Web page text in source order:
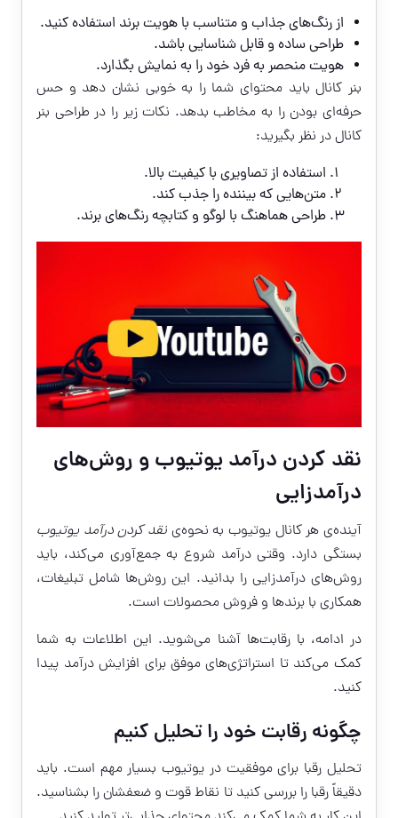
از رنگ‌های جذاب و متناسب با هویت برند استفاده کنید.
طراحی ساده و قابل شناسایی باشد.
هویت منحصر به فرد خود را به نمایش بگذارد.
بنر کانال باید محتوای شما را به خوبی نشان دهد و حس
حرفه‌ای بودن را به مخاطب بدهد. نکات زیر را در طراحی بنر
کانال در نظر بگیرید:
استفاده از تصاویری با کیفیت بالا.
متن‌هایی که بیننده را جذب کند.
طراحی هماهنگ با لوگو و کتابچه رنگ‌های برند.
نقد کردن درآمد یوتیوب و روش‌های
درآمدزایی
آینده‌ی هر کانال یوتیوب به نحوه‌ی نقد کردن درآمد یوتیوب
بستگی دارد. وقتی درآمد شروع به جمع‌آوری می‌کند، باید
روش‌های درآمدزایی را بدانید. این روش‌ها شامل تبلیغات،
همکاری با برندها و فروش محصولات است.
در ادامه، با رقابت‌ها آشنا می‌شوید. این اطلاعات به شما
کمک می‌کند تا استراتژی‌های موفق برای افزایش درآمد پیدا
کنید.
چگونه رقابت خود را تحلیل کنیم
تحلیل رقبا برای موفقیت در یوتیوب بسیار مهم است. باید
دقیقاً رقبا را بررسی کنید تا نقاط قوت و ضعفشان را بشناسید.